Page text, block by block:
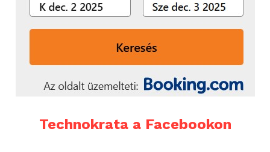
Technokrata a Facebookon